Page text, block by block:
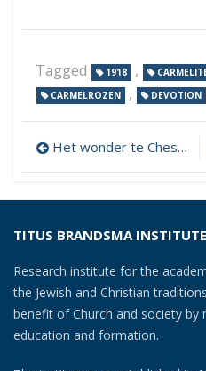
Tagged 1918 ,
CARMELROZEN , DEVOTION
Post
navigation
Het wonder te Chester
TITUS BRANDSMA
Research institute for the
the Jewish and Christian
benefit of Church and society by
education and formation.